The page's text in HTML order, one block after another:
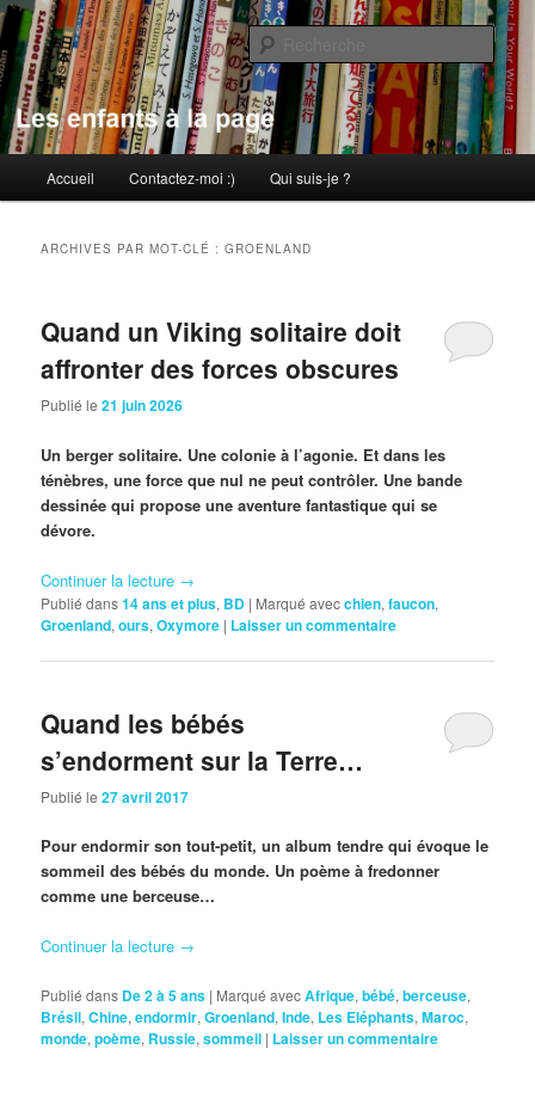
Aller
au
contenu
principal
Aller
au
contenu
secondaireLes enfants à la page
principal
Accueil Contactez-moi :) Qui suis-je ?
ARCHIVES PAR MOT-CLÉ :GROENLAND
Quand un Viking solitaire doit
affronter des forces obscures
Publié le21 juin 2026
Un berger solitaire. Une colonie à l’agonie. Et dans les
ténèbres, une force que nul ne peut contrôler. Une bande
dessinée qui propose une aventure fantastique qui se
dévore.
Continuer la lecture →
Publié dans14 ans et plus, BD | Marqué avecchien,faucon,
Groenland,ours,Oxymore | Laisser un commentaire
Quand les bébés
s’endorment sur la Terre…
Publié le27 avril 2017
Pour endormir son tout-petit, un album tendre qui évoque le
sommeil des bébés du monde. Un poème à fredonner
comme une berceuse…
Continuer la lecture →
Publié dans De 2 à 5 ans | Marqué avecAfrique,bébé,berceuse,
Brésil,Chine,endormir,Groenland,Inde, Les Eléphants,Maroc,
monde,poème, Russie,sommeil | Laisser un commentaire